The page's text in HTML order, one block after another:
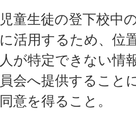
児童生徒の登下校中
に活用するため、位
人が特定できない情
員会へ提供すること
同意を得ること。